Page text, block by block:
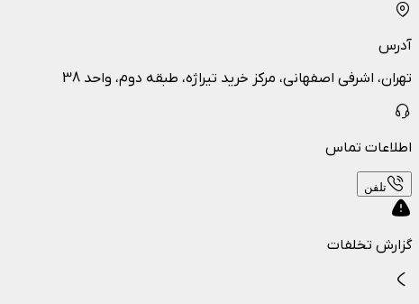
آدرس
تهران، اشرفی اصفهانی، مرکز خرید تیراژه، طبقه دوم، واحد 38
اطلاعات تماس
تلفن
گزارش تخلفات